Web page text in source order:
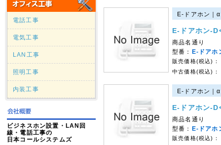
電話工事
電気工事
LAN工事
照明工事
内装工事
ビジネスホン設置・LAN回
線・電話工事の
日本コールシステムズ
E-ドアホン
E-ドアホン-
商品名通り
型番：
E-ドアホ
販売価格(税込)：
中古価格(税込)：
E-ドアホン
E-ドアホン-
商品名通り
型番：
E-ドアホ
販売価格(税込)：